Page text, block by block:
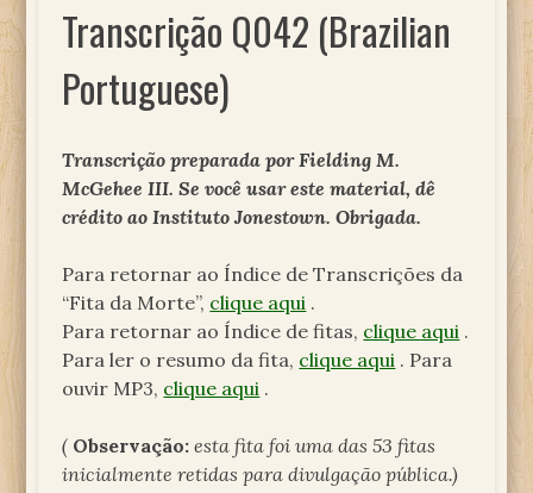
Transcrição Q042 (Brazilian
Portuguese)
Transcrição preparada por Fielding M.
McGehee III. Se você usar este material, dê
crédito ao Instituto Jonestown. Obrigada.
Para retornar ao Índice de Transcrições da
“Fita da Morte”, clique aqui .
Para retornar ao Índice de fitas, clique aqui .
Para ler o resumo da fita, clique aqui . Para
ouvir MP3, clique aqui .
( Observação: esta fita foi uma das 53 fitas
inicialmente retidas para divulgação pública.)